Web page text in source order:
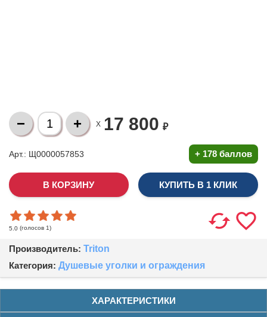
X 17 800 ₽
Арт.: Щ0000057853 + 178 баллов
КУПИТЬ В 1 КЛИК
5.0 (голосов 1)
Производитель: Triton
Категория: Душевые уголки и ограждения
ХАРАКТЕРИСТИКИ